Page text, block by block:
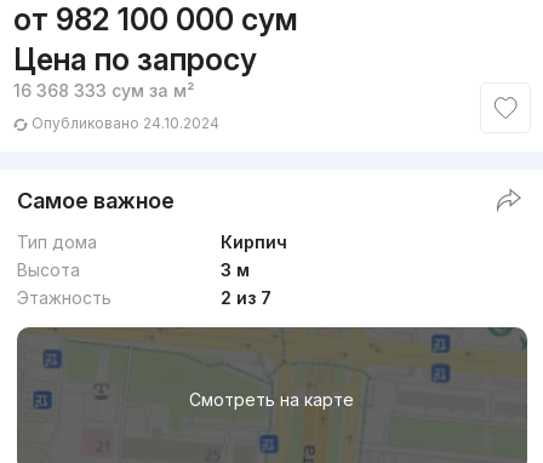
от 982 100 000 сум
Цена по запросу
16 368 333 сум за м²
Опубликовано 24.10.2024
Самое важное
Тип дома
Кирпич
Высота
3 м
Этажность
2 из 7
Смотреть на карте